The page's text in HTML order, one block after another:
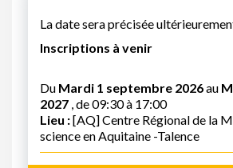
La date sera précisée
Inscriptions à venir
Du Mardi 1 septembre 2026au
2027 , de 09:30 à 17:00
Lieu :[AQ] Centre Régional de la
science en Aquitaine -Talence